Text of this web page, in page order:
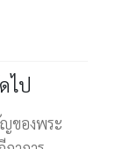
ไป
ของพระ